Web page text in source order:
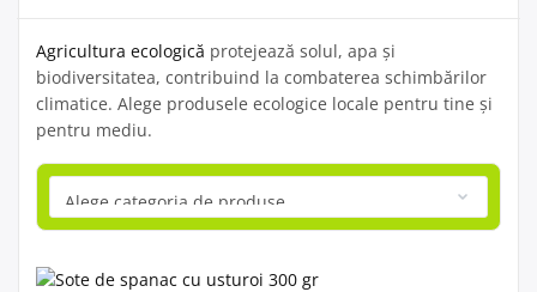
Agricultura ecologică protejează solul, apa și
biodiversitatea, contribuind la combaterea schimbărilor
climatice. Alege produsele ecologice locale pentru tine și
pentru mediu.